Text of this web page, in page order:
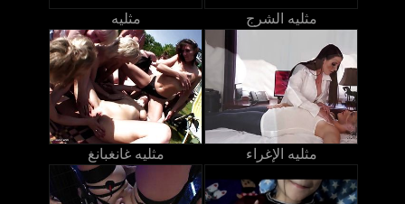
مثليه مثليه الشرج
مثليه غانغبانغ مثليه الإغراء